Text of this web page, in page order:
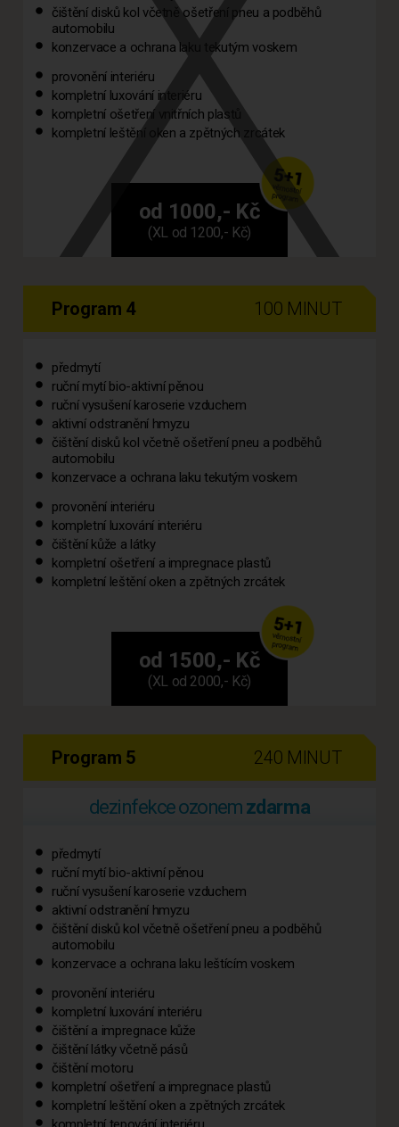
čištění disků kol včetně ošetření pneu a podběhů
automobilu
konzervace a ochrana laku tekutým voskem
provonění interiéru
kompletní luxování interiéru
kompletní ošetření vnitřních plastů
kompletní leštění oken a zpětných zrcátek
od 1000,- Kč
(XL od 1200,- Kč)
Program 4 100 MINUT
předmytí
ruční mytí bio-aktivní pěnou
ruční vysušení karoserie vzduchem
aktivní odstranění hmyzu
čištění disků kol včetně ošetření pneu a podběhů
automobilu
konzervace a ochrana laku tekutým voskem
provonění interiéru
kompletní luxování interiéru
čištění kůže a látky
kompletní ošetření a impregnace plastů
kompletní leštění oken a zpětných zrcátek
od 1500,- Kč
(XL od 2000,- Kč)
Program 5 240 MINUT
dezinfekce ozonem zdarma
předmytí
ruční mytí bio-aktivní pěnou
ruční vysušení karoserie vzduchem
aktivní odstranění hmyzu
čištění disků kol včetně ošetření pneu a podběhů
automobilu
konzervace a ochrana laku leštícím voskem
provonění interiéru
kompletní luxování interiéru
čištění a impregnace kůže
čištění látky včetně pásů
čištění motoru
kompletní ošetření a impregnace plastů
kompletní leštění oken a zpětných zrcátek